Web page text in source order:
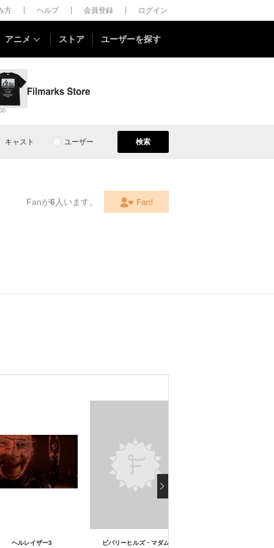
方 ヘルプ 会員登録 ログイン
アニメ ストア ユーザーを探す
キャスト ユーザー 検索
Fanが6人います。
ヘルレイザー3 ビバリーヒルズ・マダム